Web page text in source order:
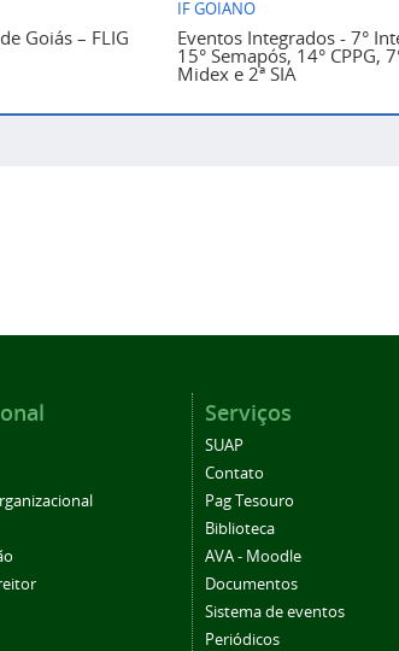
Goiás – FLIG
IF GOIANO
Eventos Integrados - 7°
15° Semapós, 14° CPPG,
Midex e 2ª SIA
Serviços
SUAP
Contato
Pag Tesouro
Biblioteca
AVA - Moodle
Documentos
Sistema de eventos
Periódicos